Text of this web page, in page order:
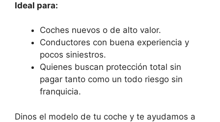
Ideal para:
Coches nuevos o de alto valor.
Conductores con buena experiencia y
pocos siniestros.
Quienes buscan protección total sin
pagar tanto como un todo riesgo sin
franquicia.
Dinos el modelo de tu coche y te ayudamos a